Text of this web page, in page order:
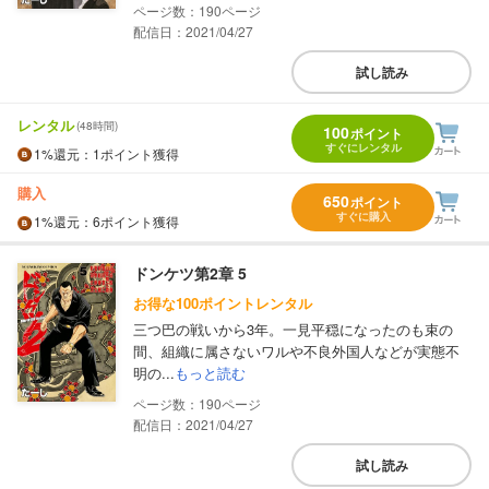
190
配信日：2021/04/27
試し読み
レンタル(48時間)
1%還元 ：1ポイント獲得
100ポイント
すぐにレンタル
購入
1%還元 ：6ポイント獲得
650ポイント
すぐに購入
ドンケツ第2章 5
お得な100ポイントレンタル
三つ巴の戦いから3年。一見平穏になったのも束の
間、組織に属さないワルや不良外国人などが実態不
明の...もっと読む
190
配信日：2021/04/27
試し読み